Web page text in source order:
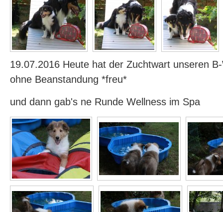
19.07.2016 Heute hat der Zuchtwart unseren
ohne Beanstandung *freu*
und dann gab's ne Runde Wellness im Spa